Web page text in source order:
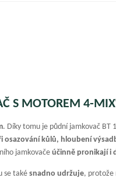
S MOTOREM 4-
. Díky tomu je půdní jamkovač BT
kůlů, hloubení
jamkovačeúčinně pronikají i
se takésnadno udržuje, protože